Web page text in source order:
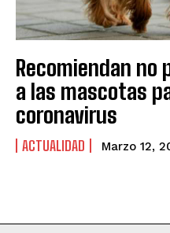
Recomiendan no
a las mascotas
coronavirus
ACTUALIDAD Marzo 12,